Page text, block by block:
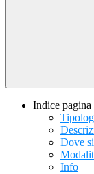
Indice pagina
Dove
Info